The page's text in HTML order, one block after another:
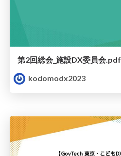
第2回総会_施設DX委員会.pdf
kodomodx2023